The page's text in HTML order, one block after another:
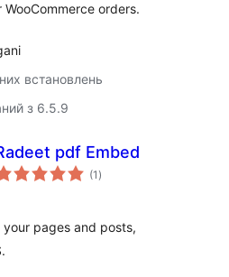
orders.
встановлень
з 6.5.9
pdf Embed
(1 загальний
рейтинг
)
your pages and posts,